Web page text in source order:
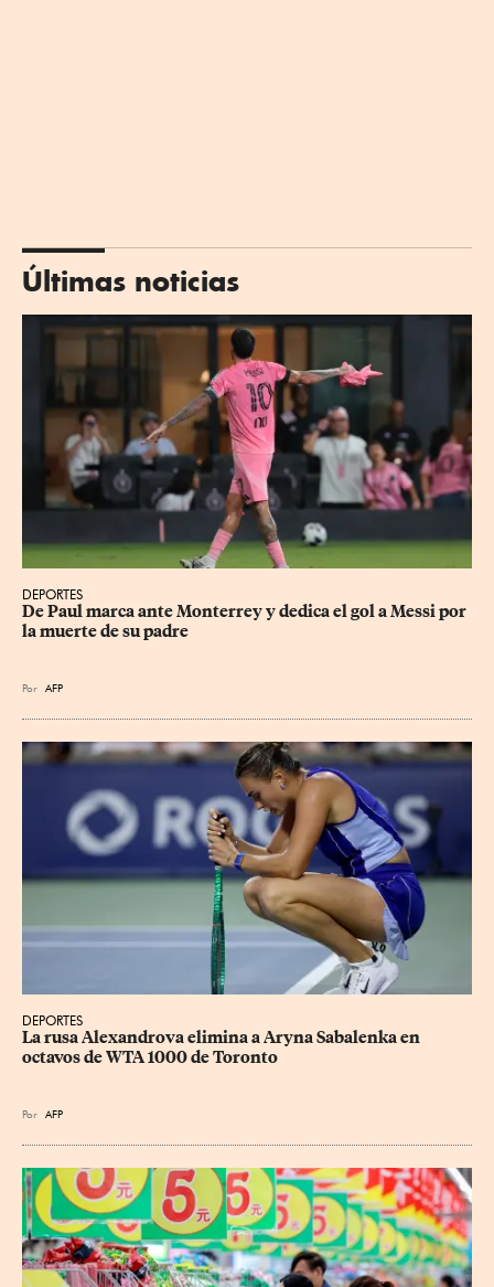
Últimas noticias
DEPORTES
De Paul marca ante Monterrey y dedica el gol a Messi por
la muerte de su padre
Por AFP
DEPORTES
La rusa Alexandrova elimina a Aryna Sabalenka en
octavos de WTA 1000 de Toronto
Por AFP